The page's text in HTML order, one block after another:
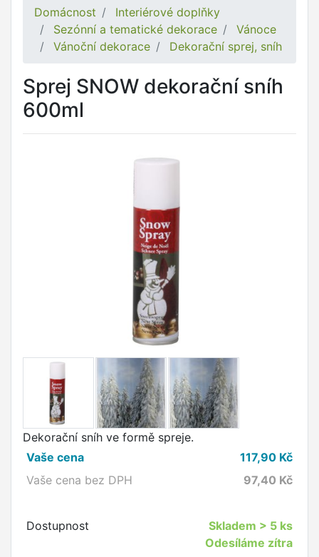
Domácnost
Interiérové doplňky
Sezónní a tematické dekorace
Vánoce
Vánoční dekorace
Dekorační sprej, sníh
Sprej SNOW dekorační sníh
600ml
Dekorační sníh ve formě spreje.
Vaše cena
117,90 Kč
Vaše cena bez DPH
97,40 Kč
Dostupnost Skladem > 5 ks
Odesíláme zítra